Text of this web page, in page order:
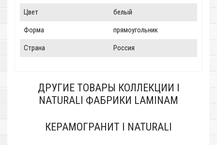
Цвет белый
Форма прямоугольник
Страна Россия
ДРУГИЕ ТОВАРЫ КОЛЛЕКЦИИ I
NATURALI ФАБРИКИ LAMINAM
КЕРАМОГРАНИТ I NATURALI